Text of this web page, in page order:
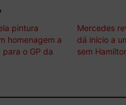
pintura
homenagem a
o GP da
Mercedes
dá início a
sem